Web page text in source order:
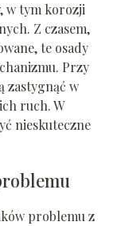
w tym korozji
Z czasem,
te osady
Przy
zastygnąć w
ruch. W
nieskuteczne
problemu z